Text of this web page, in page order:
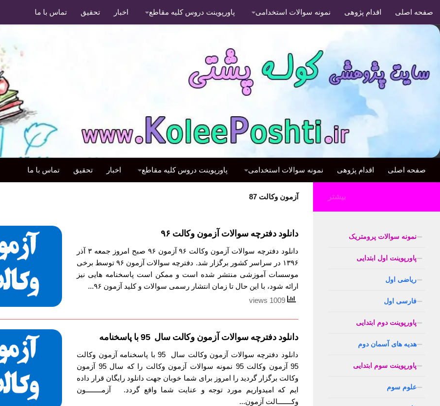
صفحه اصلی اقدام پژوهی نمونه سوالات استخدامی پاورپوینت دروس کلیه مقاطع اخبار تحقیق تماس با ما
صفحه اصلی اقدام پژوهی نمونه سوالات استخدامی پاورپوینت دروس کلیه مقاطع اخبار تحقیق تماس با ما
آزمون وکالت 87
دانلود دفترچه سوالات آزمون وکالت ۹۶
دانلود دفترچه سوالات آزمون وکالت ۹۶ آزمون ۹۶ صبح امروز جمعه ۳ آذر
۱۳۹۶ در سراسر کشور برگزار شد. دفترچه سوالات آزمون ۹۶ توسط برخی
موسسات آموزشی منتشر شده است و ممکن است پاسخنامه هایی نیز
ارائه شود، با این حال تا زمان انتشار رسمی سوالات و کلید آزمون ۹۶...
دانلود دفترچه سوالات آزمون وکالت سال 95 با پاسخنامه
دانلود دفترچه سوالات آزمون وکالت سال 95 با پاسخنامه آزمون وکالت
95 آزمون وکالت 95 نمونه سوالات آزمون وکالت را که سال 95 آزمون
وکالت برگزار گردید را امروز برای شما خوبان جهت دانلود رایگان قرار داده
ایم که امیدواریم مورد توجه و عنایت شما واقع گردد. آزمــــــــون
وکـــــــالت آزمون...
بیشتر
نمونه سوالات پرومتریک
پاورپوینت اول ابتدایی
ریاضی اول
فارسی اول
پاورپوینت دوم ابتدایی
هدیه های آسمان دوم
پاورپوینت سوم ابتدایی
علوم سوم